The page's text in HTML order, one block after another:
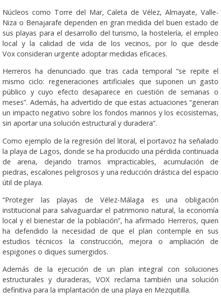
Núcleos como Torre del Mar, Caleta de Vélez, Almayate, Valle-
Niza o Benajarafe dependen en gran medida del buen estado de
sus playas para el desarrollo del turismo, la hostelería, el empleo
local y la calidad de vida de los vecinos, por lo que desde
Vox consideran urgente adoptar medidas eficaces.
Herreros ha denunciado que tras cada temporal “se repite el
mismo ciclo: regeneraciones artificiales que suponen un gasto
público y cuyo efecto desaparece en cuestión de semanas o
meses”. Además, ha advertido de que estas actuaciones “generan
un impacto negativo sobre los fondos marinos y los ecosistemas,
sin aportar una solución estructural y duradera”.
Como ejemplo de la regresión del litoral, el portavoz ha señalado
la playa de Lagos, donde se ha producido una pérdida continuada
de arena, dejando tramos impracticables, acumulación de
piedras, escalones peligrosos y una reducción drástica del espacio
útil de playa.
“Proteger las playas de Vélez-Málaga es una obligación
institucional para salvaguardar el patrimonio natural, la economía
local y el bienestar de la población”, ha afirmado Herreros, quien
ha defendido la necesidad de que el plan contemple en sus
estudios técnicos la construcción, mejora o ampliación de
espigones o diques sumergidos.
Además de la ejecución de un plan integral con soluciones
estructurales y duraderas, VOX reclama también una solución
definitiva para la implantación de una playa en Mezquitilla.